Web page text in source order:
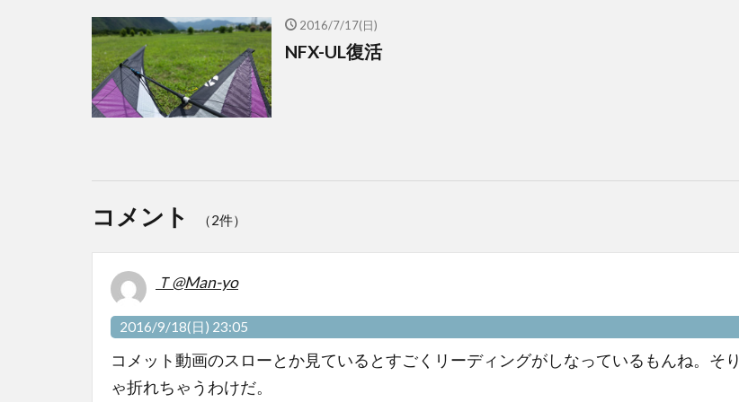
2016/7/17(日)
NFX-UL復活
コメント （2件）
Ｔ@Man-yo
2016/9/18(日) 23:05
コメット動画のスローとか見ているとすごくリーディングがしなっているもんね。そり
ゃ折れちゃうわけだ。